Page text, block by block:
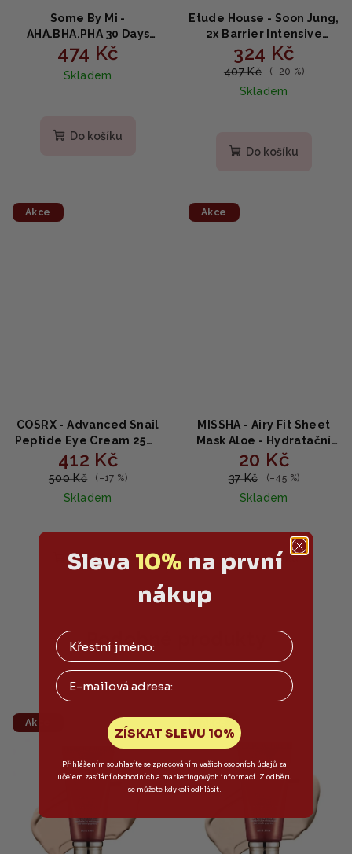
Some By Mi -
AHA.BHA.PHA 30 Days
Miracle Starter Edition -
Startovací sada Miracle
Skin 4ks
474 Kč
Skladem
Do košíku
Etude House - Soon Jung,
2x Barrier Intensive
Cream - Bariérový
hydratační krém 60ml
324 Kč
407 Kč (–20 %)
Skladem
Do košíku
Akce
COSRX - Advanced Snail
Peptide Eye Cream 25ml
- oční krém s peptidy
412 Kč
500 Kč (–17 %)
Skladem
Do košíku
Akce
MISSHA - Airy Fit Sheet
Mask Aloe - Hydratační
plátýnková maska s aloe
vera 19g
20 Kč
37 Kč (–45 %)
Skladem
Do košíku
Podobné produkty
Akce
Sleva 10% na první
nákup
Email
ZÍSKAT SLEVU 10%
Přihlášením souhlasíte se zpracováním vašich osobních údajů za
účelem zasílání obchodních a marketingových informací. Z odběru
se můžete kdykoli odhlásit.